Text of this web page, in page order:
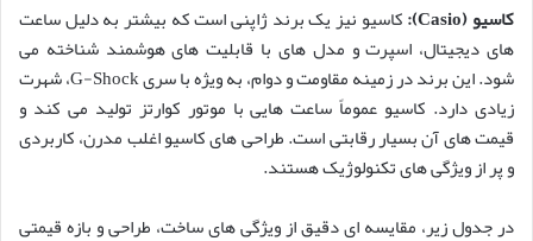
کاسیو (Casio):
کاسیو نیز یک برند ژاپنی است که بیشتر به دلیل ساعت
های دیجیتال، اسپرت و مدل های با قابلیت های هوشمند شناخته می
شود. این برند در زمینه مقاومت و دوام، به ویژه با سری G-Shock، شهرت
زیادی دارد. کاسیو عموماً ساعت هایی با موتور کوارتز تولید می کند و
قیمت های آن بسیار رقابتی است. طراحی های کاسیو اغلب مدرن، کاربردی
و پر از ویژگی های تکنولوژیک هستند.
در جدول زیر، مقایسه ای دقیق از ویژگی های ساخت، طراحی و بازه قیمتی